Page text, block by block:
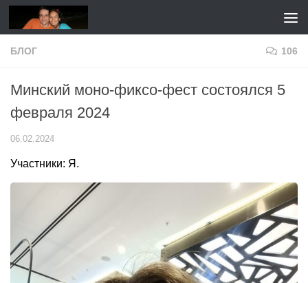
Перейти к содержимому
БЛОГ 106
Минский моно-фиксо-фест состоялся 5
февраля 2024
06.02.2024
Участники: Я.